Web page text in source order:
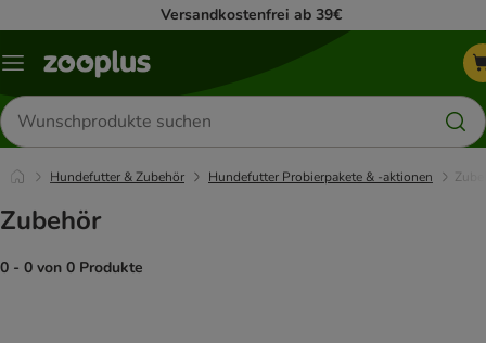
Versandkostenfrei ab 39€
Menü
Produkte
suchen
Hundefutter & Zubehör Hundefutter Probierpakete & -aktionen
Zubehör
0 - 0 von 0 Produkte